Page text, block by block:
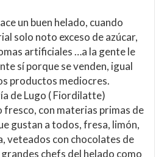
un buen helado, cuando
solo noto exceso de azúcar,
artificiales …a la gente le
sí porque se venden, igual
productos mediocres.
de Lugo ( Fiordilatte)
fresco, con materias primas de
gustan a todos, fresa, limón,
veteados con chocolates de
chefs del helado como